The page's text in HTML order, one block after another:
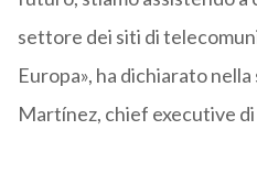
settore dei siti di
Europa», ha dichiarato
Martínez, chief executive di